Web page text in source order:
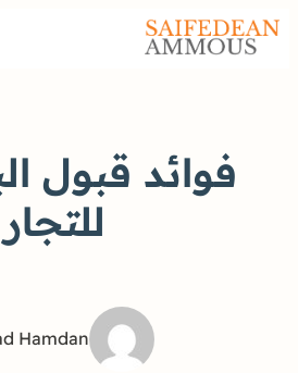
فوائد قبول
للتجار
Hamdan